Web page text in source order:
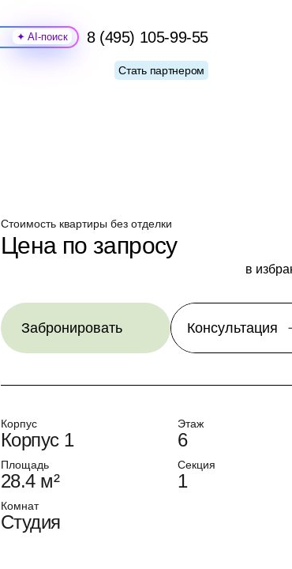
Поиск 8 (495) 105-99-55
Стать партнером
Стоимость квартиры без отделки
Цена по запросу
в
Забронировать Консультация
Корпус
Корпус 1
Этаж
6
Площадь
28.4 м²
Секция
1
Комнат
Студия